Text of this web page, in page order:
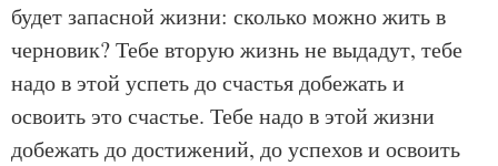
будет запасной жизни: сколько можно жить в
черновик? Тебе вторую жизнь не выдадут, тебе
надо в этой успеть до счастья добежать и
освоить это счастье. Тебе надо в этой жизни
добежать до достижений, до успехов и освоить